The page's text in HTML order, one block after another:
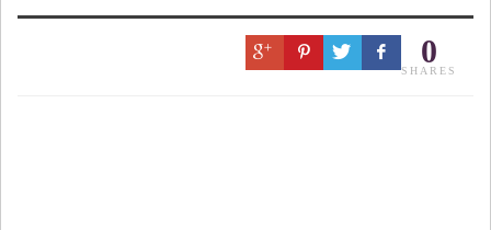
0
SHARES